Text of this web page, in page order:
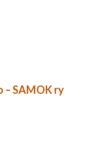
– SAMOK ry